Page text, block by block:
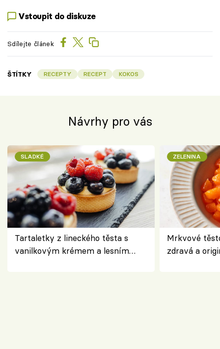
Vstoupit do diskuze
Sdílejte článek
ŠTÍTKY RECEPTY RECEPT KOKOS
Návrhy pro vás
SLADKÉ
Tartaletky z lineckého těsta s
vanilkovým krémem a lesním
ZELENINA
Mrkvové
zdravá a